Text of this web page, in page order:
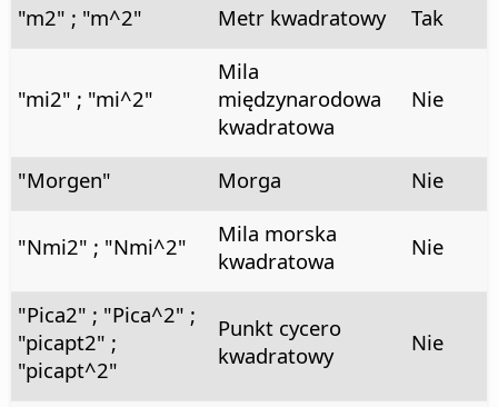
"m2" ; "m^2" Metr kwadratowy Tak
"mi2" ; "mi^2"
Mila
międzynarodowa
kwadratowa
Nie
"Morgen" Morga Nie
"Nmi2" ; "Nmi^2"
Mila morska
kwadratowa
Nie
"Pica2" ; "Pica^2" ;
"picapt2" ;
"picapt^2"
Punkt cycero
kwadratowy
Nie